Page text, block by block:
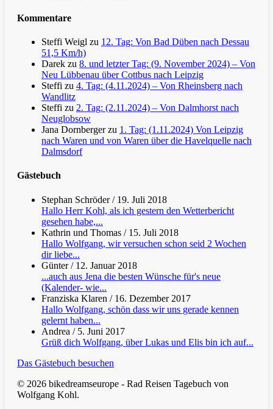
Kommentare
Steffi Weigl zu 12. Tag: Von Bad Düben nach Dessau
51,5 Km/h)
Darek zu 8. und letzter Tag: (9. November 2024) – Von
Neu Lübbenau über Cottbus nach Leipzig
Steffi zu 4. Tag: (4.11.2024) – Von Rheinsberg nach
Wandlitz
Steffi zu 2. Tag: (2.11.2024) – Von Dalmhorst nach
Neuglobsow
Jana Dornbergerzu 1. Tag: (1.11.2024) Von Leipzig
nach Waren und von Waren über die Havelquelle nach
Dalmsdorf
Gästebuch
Stephan Schröder/ 19. Juli 2018
Hallo Herr Kohl, als ich gestern den Wetterbericht
gesehen habe,...
Kathrin und Thomas / 15. Juli 2018
Hallo Wolfgang, wir versuchen schon seid 2 Wochen
dir liebe...
Günter/ 12. Januar 2018
...auch aus Jena die besten Wünsche für's neue
(Kalender- wie...
Franziska Klaren / 16. Dezember 2017
Hallo Wolfgang, schön dass wir uns gerade kennen
gelernt haben...
Andrea / 5. Juni 2017
Grüß dich Wolfgang, über Lukas und Elis bin ich auf...
Das Gästebuch besuchen
© 2026 bikedreamseurope - Rad Reisen Tagebuch von
Wolfgang Kohl.